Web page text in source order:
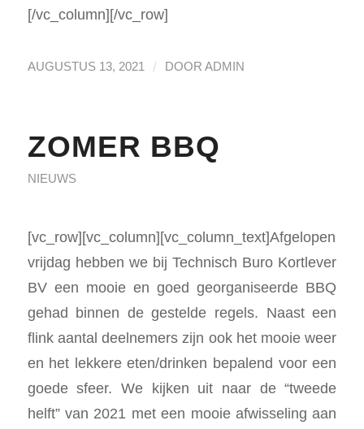
[/vc_column][/vc_row]
AUGUSTUS 13, 2021 / DOOR ADMIN
ZOMER BBQ
NIEUWS
[vc_row][vc_column][vc_column_text]Afgelopen
vrijdag hebben we bij Technisch Buro Kortlever
BV een mooie en goed georganiseerde BBQ
gehad binnen de gestelde regels. Naast een
flink aantal deelnemers zijn ook het mooie weer
en het lekkere eten/drinken bepalend voor een
goede sfeer. We kijken uit naar de “tweede
helft” van 2021 met een mooie afwisseling aan